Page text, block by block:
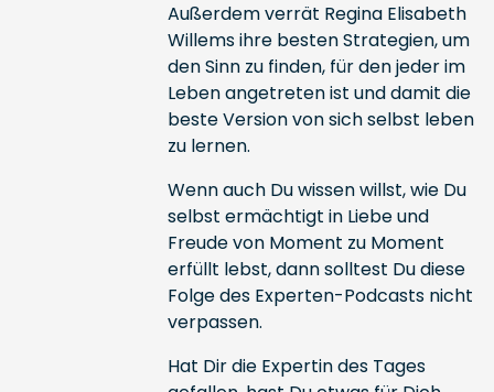
Außerdem verrät Regina Elisabeth
Willems ihre besten Strategien, um
den Sinn zu finden, für den jeder im
Leben angetreten ist und damit die
beste Version von sich selbst leben
zu lernen.
Wenn auch Du wissen willst, wie Du
selbst ermächtigt in Liebe und
Freude von Moment zu Moment
erfüllt lebst, dann solltest Du diese
Folge des Experten-Podcasts nicht
verpassen.
Hat Dir die Expertin des Tages